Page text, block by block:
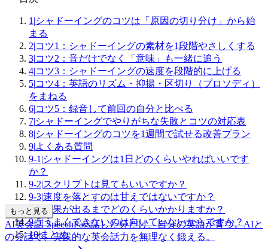
1 |シャドーイングのコツは「原因の切り分け」から始
まる
2|コツ1：シャドーイングの素材を1段階やさしくする
3|コツ2：音だけでなく「意味」も一緒に追う
4|コツ3：シャドーイングの速度を段階的に上げる
5|コツ4：英語のリズム・抑揚・区切り（プロソディ）
をまねる
6|コツ5：録音して前回の自分と比べる
7|シャドーイングでやりがちな失敗とコツの対応表
8|シャドーイングのコツを1週間で試せる改善プラン
9|よくある質問
9-1 |シャドーイングは1日どのくらいやればいいです
か？
9-2|スクリプトは見てもいいですか？
9-3|速度を落とすのは甘えではないですか？
9-4 |効果が出るまでどのくらいかかりますか？
9-5|うまくできないのは向いていないからですか？
10|まとめ
もっと見る
AI英会話 SpeechPass話した分だけ、自分の英語が育つ。AIと
の会話で、実践的な英会話力を無理なく鍛える。